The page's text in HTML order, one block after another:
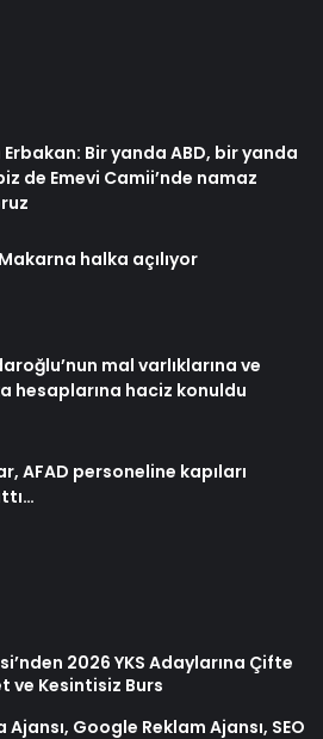
Bir yanda ABD, bir yanda
de Emevi Camii’nde namaz
halka açılıyor
mal varlıklarına ve
hesaplarına haciz konuldu
AFAD personeline kapıları
2026 YKS Adaylarına Çifte
ve Kesintisiz Burs
Google Reklam Ajansı, SEO